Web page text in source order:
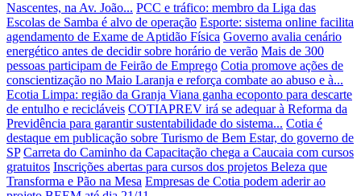
Nascentes, na Av. João... PCC e tráfico: membro da Liga das
Escolas de Samba é alvo de operação Esporte: sistema online facilita
agendamento de Exame de Aptidão Física Governo avalia cenário
energético antes de decidir sobre horário de verão Mais de 300
pessoas participam de Feirão de Emprego Cotia promove ações de
conscientização no Maio Laranja e reforça combate ao abuso e à...
Ecotia Limpa: região da Granja Viana ganha ecoponto para descarte
de entulho e recicláveis COTIAPREV irá se adequar à Reforma da
Previdência para garantir sustentabilidade do sistema... Cotia é
destaque em publicação sobre Turismo de Bem Estar, do governo de
SP Carreta do Caminho da Capacitação chega a Caucaia com cursos
gratuitos Inscrições abertas para cursos dos projetos Beleza que
Transforma e Pão na Mesa Empresas de Cotia podem aderir ao